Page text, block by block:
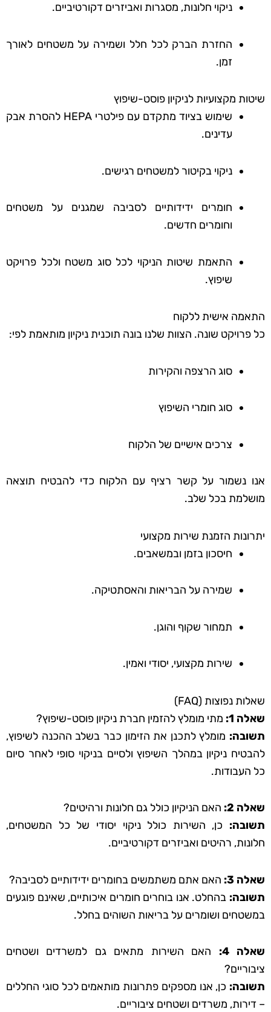
ניקוי חלונות, מסגרות ואביזרים דקורטיביים.
החזרת הברק לכל חלל ושמירה על משטחים לאורך
זמן.
שיטות מקצועיות לניקיון פוסט-שיפוץ
שימוש בציוד מתקדם עם פילטרי HEPA להסרת אבק
עדינים.
ניקוי בקיטור למשטחים רגישים.
חומרים ידידותיים לסביבה שמגנים על משטחים
וחומרים חדשים.
התאמת שיטות הניקוי לכל סוג משטח ולכל פרויקט
שיפוץ.
התאמה אישית ללקוח
כל פרויקט שונה. הצוות שלנו בונה תוכנית ניקיון מותאמת לפי:
סוג הרצפה והקירות
סוג חומרי השיפוץ
צרכים אישיים של הלקוח
אנו נשמור על קשר רציף עם הלקוח כדי להבטיח תוצאה
מושלמת בכל שלב.
יתרונות הזמנת שירות מקצועי
חיסכון בזמן ובמשאבים.
שמירה על הבריאות והאסתטיקה.
תמחור שקוף והוגן.
שירות מקצועי, יסודי ואמין.
שאלות נפוצות (FAQ)
שאלה 1:
מתי מומלץ להזמין חברת ניקיון פוסט-שיפוץ?
תשובה: מומלץ לתכנן את הזימון כבר בשלב ההכנה לשיפוץ,
להבטיח ניקיון במהלך השיפוץ ולסיים בניקוי סופי לאחר סיום
כל העבודות.
שאלה 2:
האם הניקיון כולל גם חלונות ורהיטים?
תשובה: כן, השירות כולל ניקוי יסודי של כל המשטחים,
חלונות, רהיטים ואביזרים דקורטיביים.
שאלה 3:
האם אתם משתמשים בחומרים ידידותיים לסביבה?
תשובה: בהחלט. אנו בוחרים חומרים איכותיים, שאינם פוגעים
במשטחים ושומרים על בריאות השוהים בחלל.
שאלה 4:
האם השירות מתאים גם למשרדים ושטחים
ציבוריים?
תשובה: כן, אנו מספקים פתרונות מותאמים לכל סוגי החללים
– דירות, משרדים ושטחים ציבוריים.